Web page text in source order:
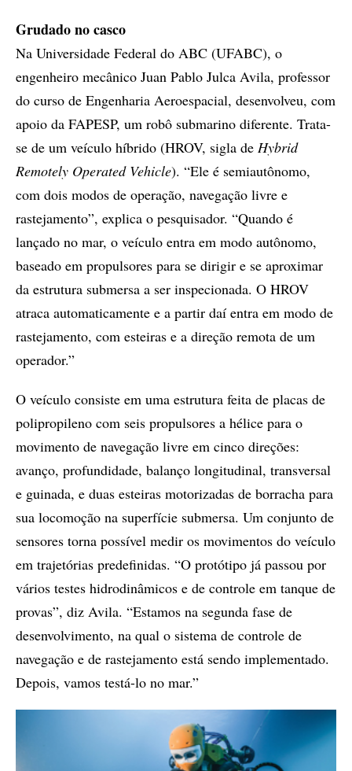
Grudado no casco
Na Universidade Federal do ABC (UFABC), o
engenheiro mecânico Juan Pablo Julca Avila, professor
do curso de Engenharia Aeroespacial, desenvolveu, com
apoio da FAPESP, um robô submarino diferente. Trata-
se de um veículo híbrido (HROV, sigla de Hybrid
Remotely Operated Vehicle). “Ele é semiautônomo,
com dois modos de operação, navegação livre e
rastejamento”, explica o pesquisador. “Quando é
lançado no mar, o veículo entra em modo autônomo,
baseado em propulsores para se dirigir e se aproximar
da estrutura submersa a ser inspecionada. O HROV
atraca automaticamente e a partir daí entra em modo de
rastejamento, com esteiras e a direção remota de um
operador.”
O veículo consiste em uma estrutura feita de placas de
polipropileno com seis propulsores a hélice para o
movimento de navegação livre em cinco direções:
avanço, profundidade, balanço longitudinal, transversal
e guinada, e duas esteiras motorizadas de borracha para
sua locomoção na superfície submersa. Um conjunto de
sensores torna possível medir os movimentos do veículo
em trajetórias predefinidas. “O protótipo já passou por
vários testes hidrodinâmicos e de controle em tanque de
provas”, diz Avila. “Estamos na segunda fase de
desenvolvimento, na qual o sistema de controle de
navegação e de rastejamento está sendo implementado.
Depois, vamos testá-lo no mar.”